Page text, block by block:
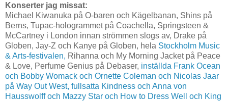
Konserter jag missat:
Michael Kiwanuka på O-baren och Kägelbanan, Shins på
Berns, Tupac-hologrammet på Coachella, Springsteen &
McCartney i London innan strömmen slogs av, Drake på
Globen, Jay-Z och Kanye på Globen, hela Stockholm Music
& Arts-festivalen, Rihanna och My Morning Jacket på Peace
& Love, Perfume Genius på Debaser, inställda Frank Ocean
och Bobby Womack och Ornette Coleman och Nicolas Jaar
på Way Out West, fullsatta Kindness och Anna von
Hausswolff och Mazzy Star och How to Dress Well och King